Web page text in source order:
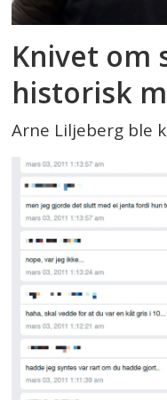
Knivet om
historisk
Arne Liljeberg ble